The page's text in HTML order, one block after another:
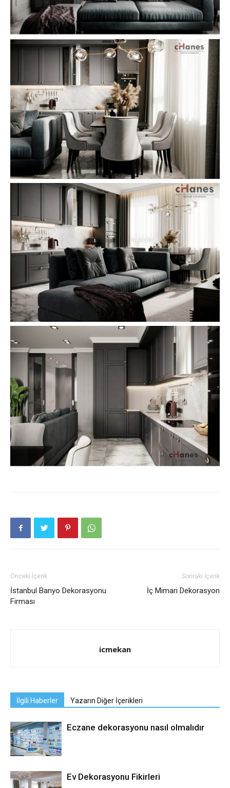
Önceki İçerik
İstanbul Banyo Dekorasyonu
Firması
Sonraki İçerik
İç Mimari Dekorasyon
icmekan
İlgili Haberler Yazarın Diğer İçerikleri
Eczane dekorasyonu nasıl olmalıdır
Ev Dekorasyonu Fikirleri